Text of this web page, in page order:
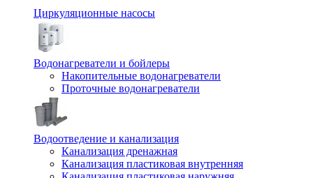
Циркуляционные насосы
Водонагреватели и бойлеры
Накопительные водонагреватели
Проточные водонагреватели
Водоотведение и канализация
Канализация дренажная
Канализация пластиковая внутренняя